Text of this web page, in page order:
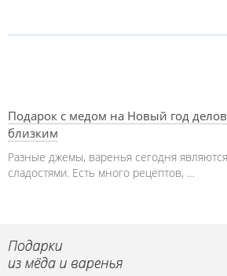
Подарок с медом на Новый год
близким
Разные джемы, варенья сегодня
сладостями. Есть много рецептов, …